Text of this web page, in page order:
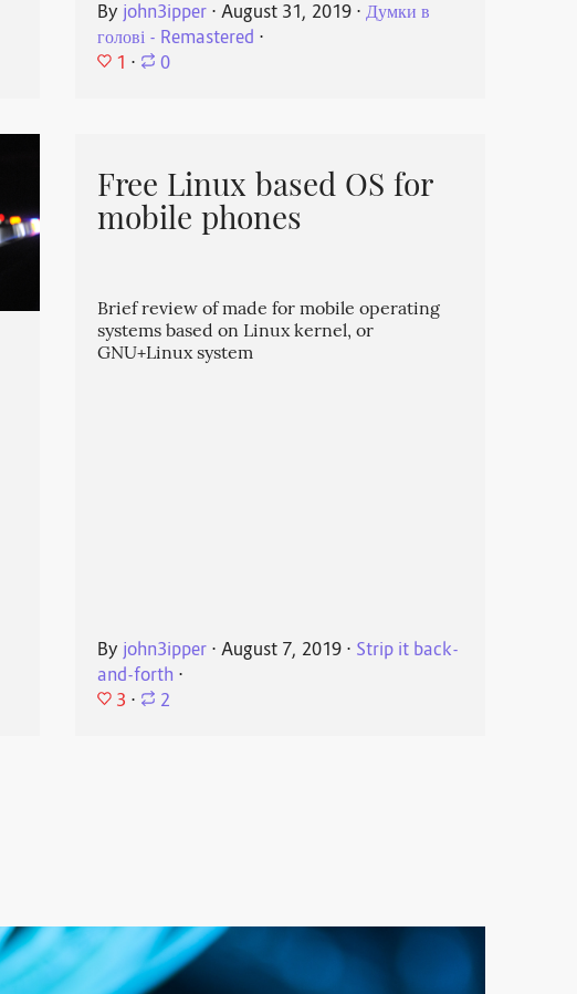
By john3ipper⋅ August 31, 2019⋅ Думки в
голові - Remastered ⋅
1 ⋅ 0
Free Linux based OS for
mobile phones
Brief review of made for mobile operating
systems based on Linux kernel, or
GNU+Linux system
By john3ipper⋅ August 7, 2019⋅ Strip it back-
and-forth ⋅
3 ⋅ 2